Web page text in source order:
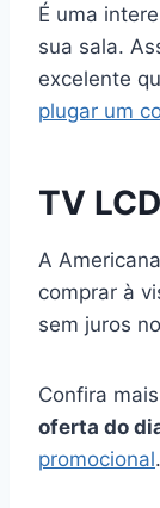
É uma
sua sala.
excelente
plugar um
TV
A
comprar à
sem juros
Confira
oferta do
promocional.